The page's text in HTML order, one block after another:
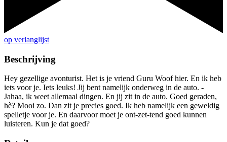
op verlanglijst
Beschrijving
Hey gezellige avonturist. Het is je vriend Guru Woof hier. En ik heb
iets voor je. Iets leuks! Jij bent namelijk onderweg in de auto. -
Jahaa, ik weet allemaal dingen. En jij zit in de auto. Goed geraden,
hè? Mooi zo. Dan zit je precies goed. Ik heb namelijk een geweldig
spelletje voor je. En daarvoor moet je ont-zet-tend goed kunnen
luisteren. Kun je dat goed?